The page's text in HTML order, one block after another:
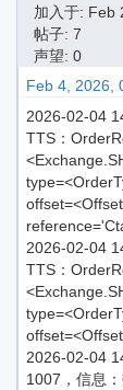
加入于: Feb
帖子: 7
声望: 0
Feb 4, 2026,
2026-02-04
TTS：
2026-02-04
TTS：
2026-02-04
1007，信息